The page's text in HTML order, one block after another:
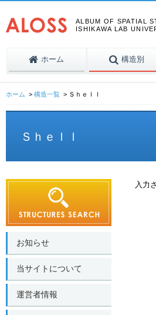
ALBUM OF SPATIAL
ISHIKAWA LAB
ホーム 構造別
ホーム 構造一覧 Ｓｈｅｌｌ
Ｓｈｅｌｌ
入力
お知らせ
当サイトについて
運営者情報